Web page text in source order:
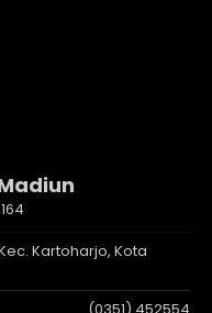
Kartoharjo, Kota